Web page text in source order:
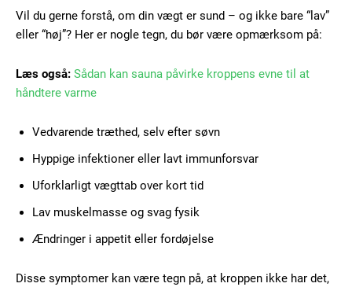
Member full access
100DKK / year
Etiam est nibh, lobortis sit
Praesent euismod ac
Ut mollis pellentesque tortor
Donec quis est ac felis
Vil du gerne forstå, om din vægt er sund – og ikke bare “lav”
eller “høj”? Her er nogle tegn, du bør være opmærksom på:
Læs også: Sådan kan sauna påvirke kroppens evne til at
håndtere varme
Vedvarende træthed, selv efter søvn
Hyppige infektioner eller lavt immunforsvar
Uforklarligt vægttab over kort tid
Lav muskelmasse og svag fysik
Ændringer i appetit eller fordøjelse
Disse symptomer kan være tegn på, at kroppen ikke har det,